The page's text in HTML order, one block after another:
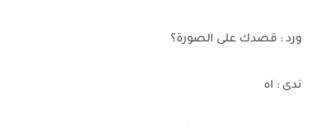
ورد : قصدك على الصورة؟
ندى : اه